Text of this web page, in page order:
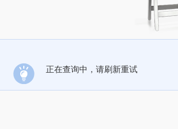
正在查询中，请刷新重试